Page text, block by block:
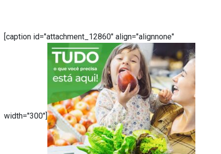
[caption id="attachment_12860" align="alignnone"
width="300"]